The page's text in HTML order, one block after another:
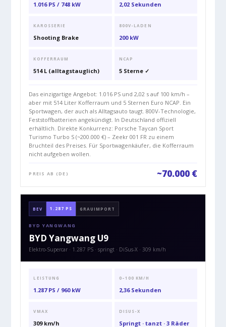
1.016 PS / 748 kW 2,02 Sekunden
KAROSSERIE
Shooting Brake
800V-LADEN
200 kW
KOFFERRAUM
514 L (alltagstauglich)
NCAP
5 Sterne ✓
Das einzigartige Angebot: 1.016 PS und 2,02 s auf 100 km/h –
aber mit 514 Liter Kofferraum und 5 Sternen Euro NCAP. Ein
Sportwagen, der auch als Alltagsauto taugt. 800V-Technologie,
Feststoffbatterien angekündigt. In Deutschland offiziell
erhältlich. Direkte Konkurrenz: Porsche Taycan Sport
Turismo Turbo S (~200.000 €) – Zeekr 001 FR zu einem
Bruchteil des Preises. Für Sportwagenkäufer, die Kofferraum
nicht aufgeben wollen.
PREIS AB (DE) ~70.000 €
BEV 1.287 PS GRAUIMPORT
BYD YANGWANG
BYD Yangwang U9
Elektro-Supercar · 1.287 PS · springt · DiSus-X · 309 km/h
LEISTUNG
1.287 PS / 960 kW
0–100 KM/H
2,36 Sekunden
VMAX
309 km/h
DISUS-X
Springt · tanzt · 3 Räder